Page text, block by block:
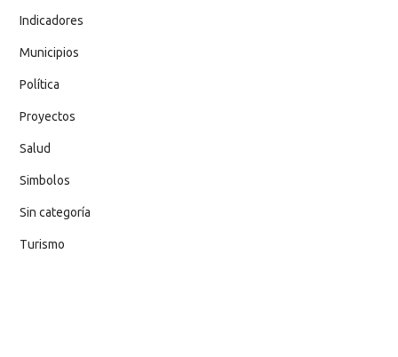
Indicadores
Municipios
Política
Proyectos
Salud
Simbolos
Sin categoría
Turismo